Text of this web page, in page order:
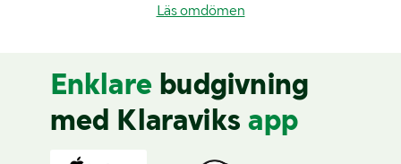
Läs omdömen
Enklare budgivning
med Klaraviks app